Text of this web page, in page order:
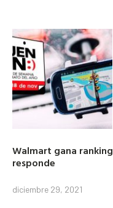
Walmart gana
responde
diciembre 29, 2021